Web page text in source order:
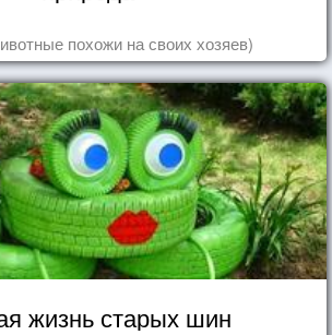
похожи на своих хозяев)
жизнь старых шин